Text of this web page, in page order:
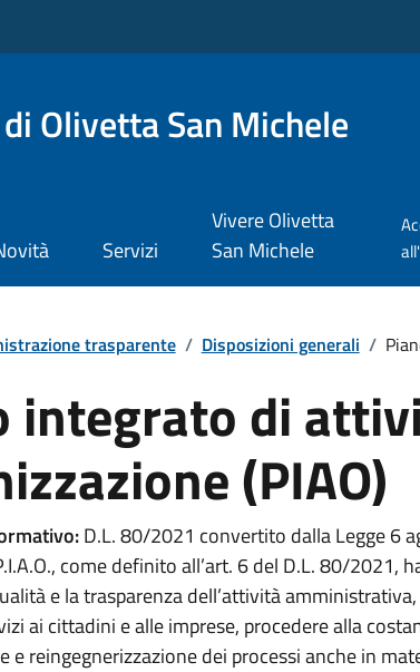
Olivetta San Michele
Servizi
Vivere Olivetta
San Michele
trasparente / Disposizioni generali /
integrato di
(PIAO)
D.L. 80/2021 convertito dalla Legge 6
come definito all’art. 6 del D.L. 80/2021,
e la trasparenza dell’attività
ai cittadini e alle imprese, procedere alla
e reingegnerizzazione dei processi anche in